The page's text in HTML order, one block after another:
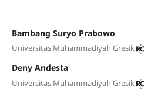
Bambang Suryo Prabowo
Universitas Muhammadiyah Gresik
Deny Andesta
Universitas Muhammadiyah Gresik